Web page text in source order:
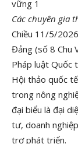
Các chuyên gia
Chiều 11/5/
Đảng (số 8 Chu
Pháp luật Quốc
Hội thảo quốc
trong nông
đại biểu là đại
tư, doanh
trợ phát triển.